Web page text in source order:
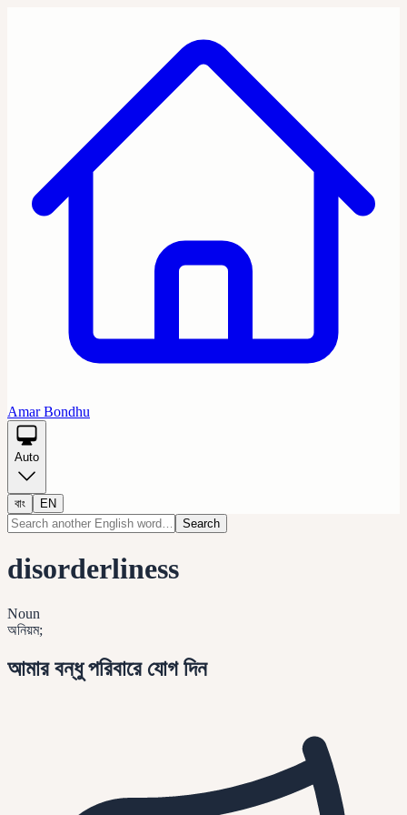
Amar Bondhu
Auto
বাং
EN
Search
disorderliness
Noun
অনিয়ম;
আমার বন্ধু পরিবারে যোগ দিন